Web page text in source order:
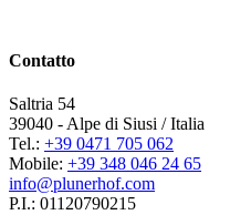
Contatto
Saltria 54
39040 - Alpe di Siusi / Italia
Tel.: +39 0471 705 062
Mobile: +39 348 046 24 65
info@plunerhof.com
P.I.: 01120790215